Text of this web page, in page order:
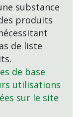
substance
produits
de liste
de base
utilisations
sur le site